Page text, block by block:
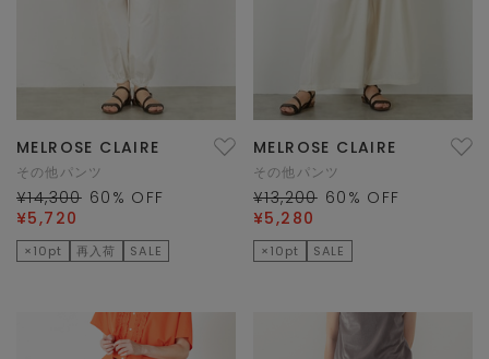
MELROSE CLAIRE
その他パンツ
¥14,300 60 % OFF
¥5,720
×10pt 再入荷 SALE
MELROSE CLAIRE
その他パンツ
¥13,200 60 % OFF
¥5,280
×10pt SALE